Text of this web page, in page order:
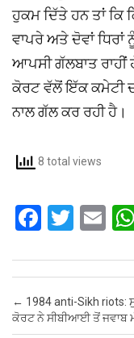
ਹੁਕਮ ਦਿੱਤੇ ਹਨ ਤਾਂ ਕਿ
ਵਾਪਰੇ ਅਤੇ ਦੋਵਾਂ
ਆਪਸੀ ਗੱਲਬਾਤ ਰਾਹੀਂ
ਕੋਰਟ ਵੱਲੋਂ ਇੱਕ ਕਮੇਟੀ
ਨਾਲ ਗੱਲ ਕਰ ਰਹੀ ਹੈ।
8 total views
F
ce
b
o
T
tt
er
E
ail
Post navigation
← 1984 anti-Sikh riots:
ਕੋਰਟ ਨੇ ਸੀਬੀਆਈ ਤੋਂ ਜਵਾਬ